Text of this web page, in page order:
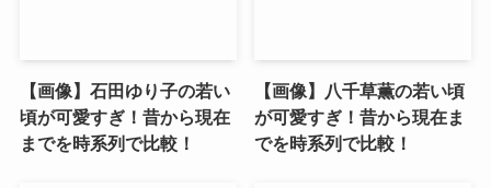
【画像】石田ゆり子の若い
頃が可愛すぎ！昔から現在
までを時系列で比較！
【画像】八千草薫の若い頃
が可愛すぎ！昔から現在ま
でを時系列で比較！